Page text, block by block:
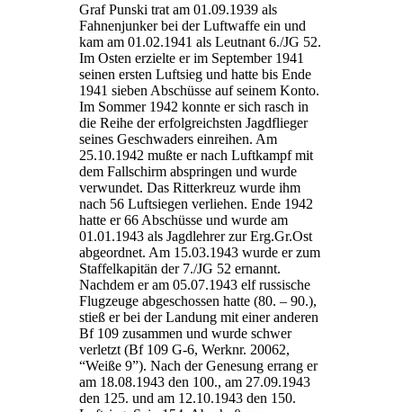
Graf Punski trat am 01.09.1939 als
Fahnenjunker bei der Luftwaffe ein und
kam am 01.02.1941 als Leutnant 6./JG 52.
Im Osten erzielte er im September 1941
seinen ersten Luftsieg und hatte bis Ende
1941 sieben Abschüsse auf seinem Konto.
Im Sommer 1942 konnte er sich rasch in
die Reihe der erfolgreichsten Jagdflieger
seines Geschwaders einreihen. Am
25.10.1942 mußte er nach Luftkampf mit
dem Fallschirm abspringen und wurde
verwundet. Das Ritterkreuz wurde ihm
nach 56 Luftsiegen verliehen. Ende 1942
hatte er 66 Abschüsse und wurde am
01.01.1943 als Jagdlehrer zur Erg.Gr.Ost
abgeordnet. Am 15.03.1943 wurde er zum
Staffelkapitän der 7./JG 52 ernannt.
Nachdem er am 05.07.1943 elf russische
Flugzeuge abgeschossen hatte (80. – 90.),
stieß er bei der Landung mit einer anderen
Bf 109 zusammen und wurde schwer
verletzt (Bf 109 G-6, Werknr. 20062,
“Weiße 9”). Nach der Genesung errang er
am 18.08.1943 den 100., am 27.09.1943
den 125. und am 12.10.1943 den 150.